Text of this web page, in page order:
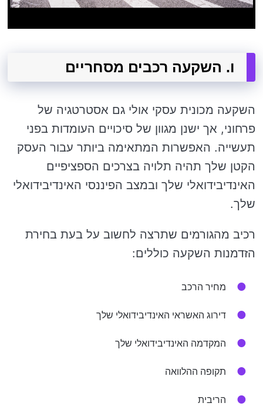
ו. השקעה רכבים מסחריים
השקעה מכונית עסקי אולי גם אסטרטגיה של
פרחוני, אך ישנן מגוון של סיכויים העומדות בפני
תעשייה. האפשרות המתאימה ביותר עבור העסק
הקטן שלך תהיה תלויה בצרכים הספציפיים
האינדיבידואלי שלך ובמצב הפיננסי האינדיבידואלי
שלך.
רכיב מהגורמים שתרצה לחשוב על בעת ​​בחירת
הזדמנות השקעה כוללים:
מחיר הרכב
דירוג האשראי האינדיבידואלי שלך
המקדמה האינדיבידואלי שלך
תקופה ההלוואה
הריבית